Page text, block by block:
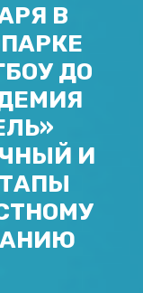
В
ДО
И